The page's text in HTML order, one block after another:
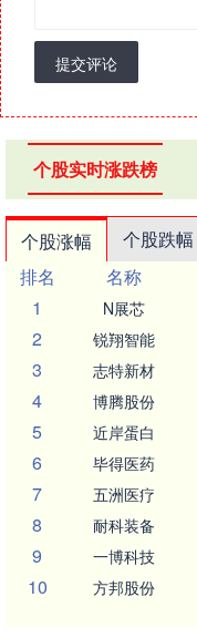
提交评论
个股实时涨跌榜
个股涨幅 个股跌幅
排名
名称
1
N展芯
2 锐翔智能
3 志特新材
4 博腾股份
5 近岸蛋白
6 毕得医药
7 五洲医疗
8 耐科装备
9 一博科技
10 方邦股份